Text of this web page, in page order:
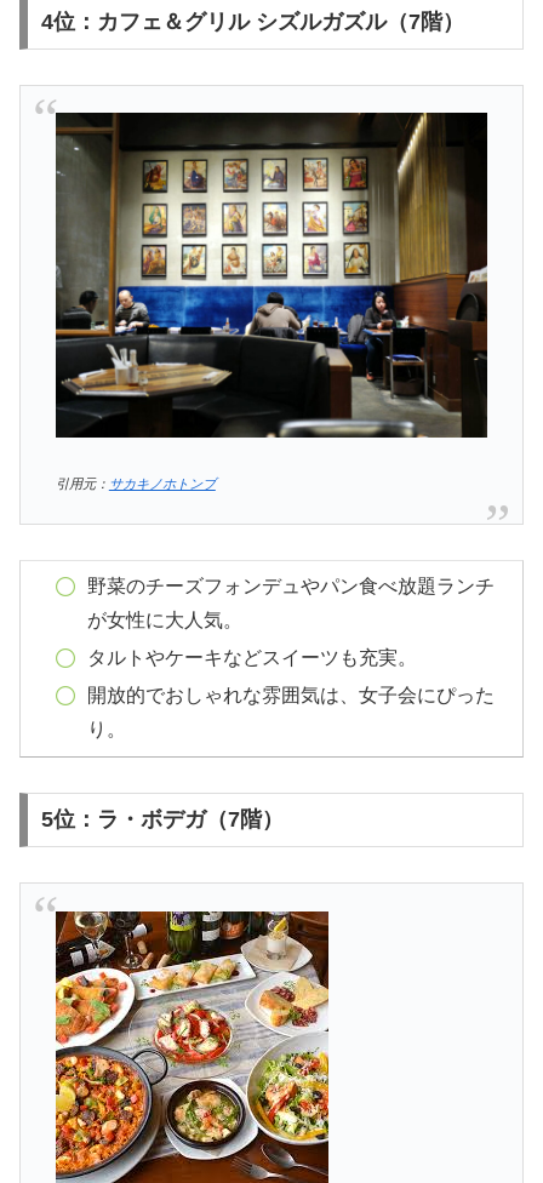
4位：カフェ＆グリル シズルガズル（7階）
引用元： サカキノホトンブ
野菜のチーズフォンデュやパン食べ放題ランチ
が女性に大人気。
タルトやケーキなどスイーツも充実。
開放的でおしゃれな雰囲気は、女子会にぴった
り。
5位：ラ・ボデガ（7階）